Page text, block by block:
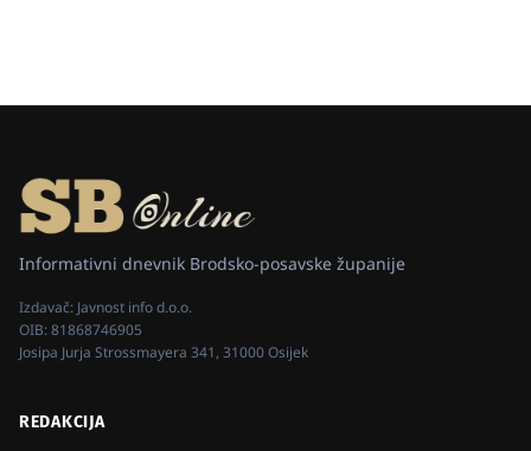
Informativni dnevnik Brodsko-posavske županije
Izdavač: Javnost info d.o.o.
OIB:81868746905
Josipa Jurja Strossmayera 341, 31000 Osijek
REDAKCIJA